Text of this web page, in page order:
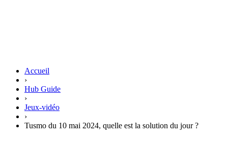
Accueil
›
Hub Guide
›
Jeux-vidéo
›
Tusmo du 10 mai 2024, quelle est la solution du jour ?